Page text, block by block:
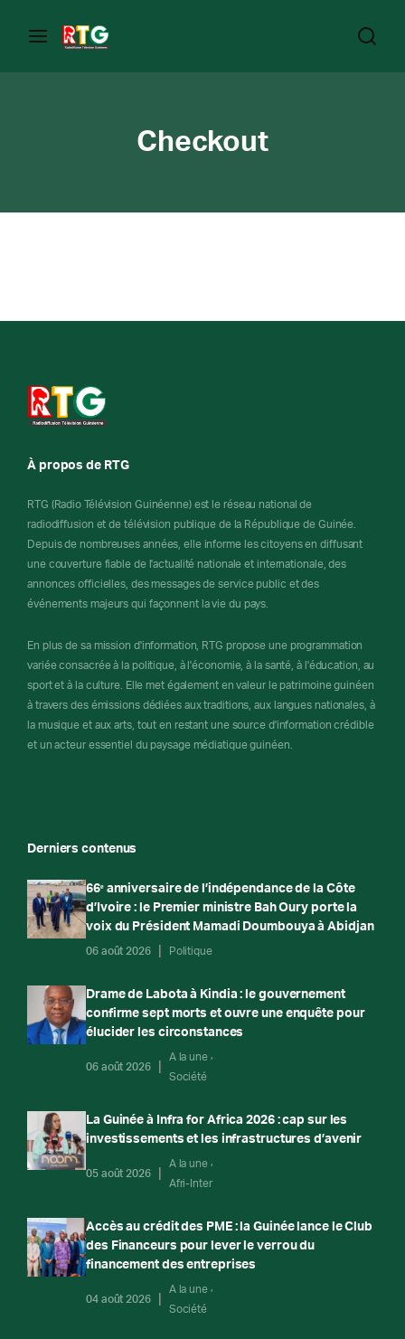
Checkout
À propos de RTG
RTG (Radio Télévision Guinéenne) est le réseau national de
radiodiffusion et de télévision publique de la République de Guinée.
Depuis de nombreuses années, elle informe les citoyens en diffusant
une couverture fiable de l'actualité nationale et internationale, des
annonces officielles, des messages de service public et des
événements majeurs qui façonnent la vie du pays.
En plus de sa mission d'information, RTG propose une programmation
variée consacrée à la politique, à l'économie, à la santé, à l'éducation, au
sport et à la culture. Elle met également en valeur le patrimoine guinéen
à travers des émissions dédiées aux traditions, aux langues nationales, à
la musique et aux arts, tout en restant une source d'information crédible
et un acteur essentiel du paysage médiatique guinéen.
Derniers contenus
66ᵉ anniversaire de l’indépendance de la Côte
d’Ivoire : le Premier ministre Bah Oury porte la
voix du Président Mamadi Doumbouya à Abidjan
06 août 2026 Politique
Drame de Labota à Kindia : le gouvernement
confirme sept morts et ouvre une enquête pour
élucider les circonstances
06 août 2026
A la une
Société
La Guinée à Infra for Africa 2026 : cap sur les
investissements et les infrastructures d’avenir
05 août 2026
A la une
Afri-Inter
Accès au crédit des PME : la Guinée lance le Club
des Financeurs pour lever le verrou du
financement des entreprises
04 août 2026
A la une
Société